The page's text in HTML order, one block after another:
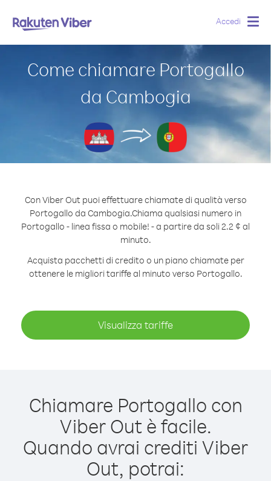
Accedi
Come chiamare Portogallo
da Cambogia
Con Viber Out puoi effettuare chiamate di qualità verso
Portogallo da Cambogia.Chiama qualsiasi numero in
Portogallo - linea fissa o mobile! - a partire da soli 2.2 ¢ al
minuto.
Acquista pacchetti di credito o un piano chiamate per
ottenere le migliori tariffe al minuto verso Portogallo.
Visualizza tariffe
Chiamare Portogallo con
Viber Out è facile.
Quando avrai crediti Viber
Out, potrai: